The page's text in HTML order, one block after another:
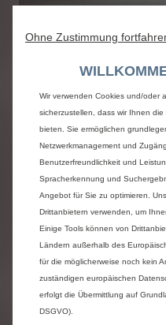
Schließen Sie ein
Eine Auswahl von
Wartungsverträgen auf
Ohne Zustimmung
Wir verwenden Cookies und/oder
sicherzustellen, dass wir Ihnen
bieten. Sie ermöglichen
Netzwerkmanagement und
Benutzerfreundlichkeit und
Spracherkennung und
Angebot für Sie zu optimieren.
Drittanbietern verwenden, um
Einige Tools können von
Ländern außerhalb des
für die möglicherweise noch kein
zuständigen europäischen
erfolgt die Übermittlung auf
DSGVO).